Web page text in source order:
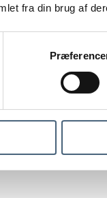
fra din brug af